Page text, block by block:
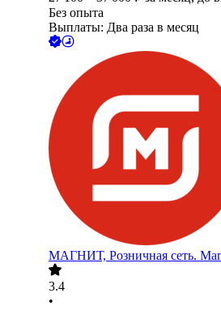
Без опыта
Выплаты: Два раза в месяц
МАГНИТ, Розничная сеть.
3.4
•